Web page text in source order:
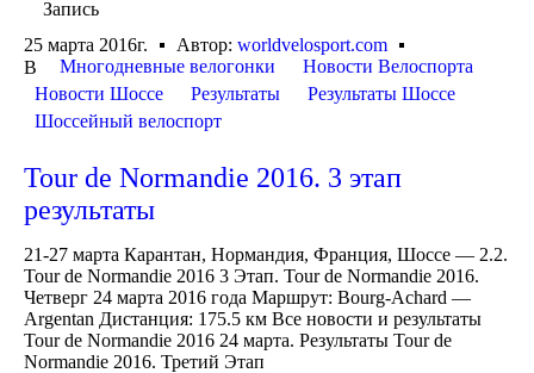
Запись
25 марта 2016г.
Автор: worldvelosport.com
В
Многодневные велогонки
Новости Велоспорта
Новости Шоссе
Результаты
Результаты Шоссе
Шоссейный велоспорт
Tour de Normandie 2016. 3 этап
результаты
21-27 марта Карантан, Нормандия, Франция, Шоссе — 2.2.
Tour de Normandie 2016 3 Этап. Tour de Normandie 2016.
Четверг 24 марта 2016 года Маршрут: Bourg-Achard —
Argentan Дистанция: 175.5 км Все новости и результаты
Tour de Normandie 2016 24 марта. Результаты Tour de
Normandie 2016. Третий Этап